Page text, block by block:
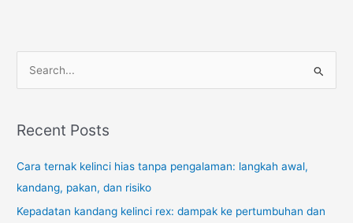
r
h
f
o
Recent Posts
Cara ternak kelinci hias tanpa pengalaman: langkah awal,
kandang, pakan, dan risiko
Kepadatan kandang kelinci rex: dampak ke pertumbuhan dan